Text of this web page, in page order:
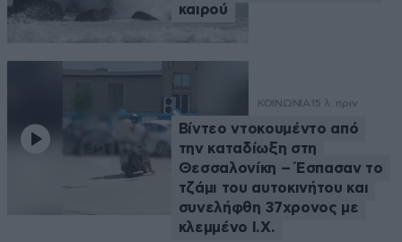
καιρού
ΚΟΙΝΩΝΙΑ 15 λ. πριν
Βίντεο ντοκουμέντο από
την καταδίωξη στη
Θεσσαλονίκη – Έσπασαν το
τζάμι του αυτοκινήτου και
συνελήφθη 37χρονος με
κλεμμένο Ι.Χ.